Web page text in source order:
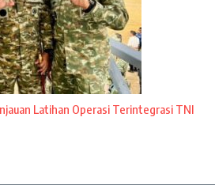
Latihan Operasi Terintegrasi TNI